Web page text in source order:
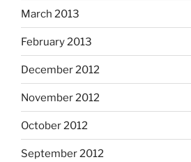
March 2013
February 2013
December 2012
November 2012
October 2012
September 2012